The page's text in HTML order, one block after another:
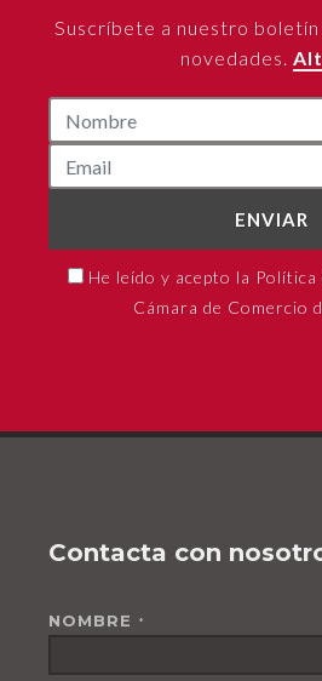
Suscríbete a nuestro
novedades.
ENVIAR
He leído y acepto la Política
Cámara de Comercio
Contacta con
NOMBRE *